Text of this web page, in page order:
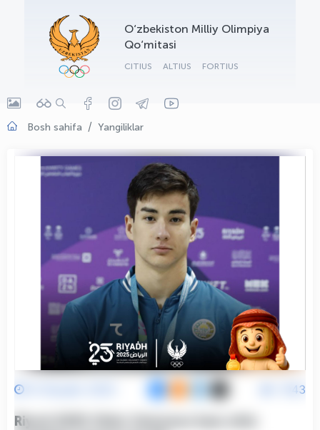
O‘zbekiston Milliy Olimpiya
Qo‘mitasi
CITIUS ALTIUS FORTIUS
Bosh sahifa Yangiliklar
1043
Riyod-2025: Eldor Usmonov ham oltin
OLYMPCHIK AI - yordamchi
Onlayn · olympic.uz